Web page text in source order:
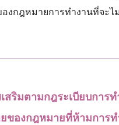
งกฎหมายการทำงานที่จะ
สริมตามกฎระเบียบการท
ของกฎหมายที่ห้ามการท